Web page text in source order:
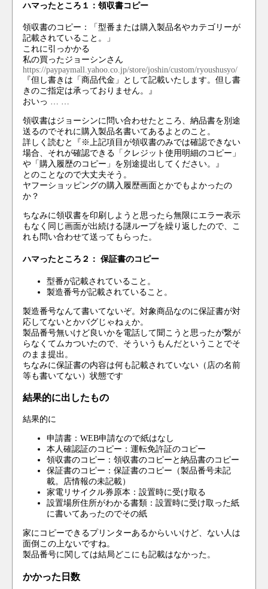
ハマったところ１：領収書コピー
領収書のコピー：「型番または購入製品名やカテゴリーが
記載されていること。」
これに引っかかる
私の買ったジョーシンさん
https://paypaymall.yahoo.co.jp/store/joshin/custom/ryoushusyo/
『但し書きは「商品代金」として記載いたします。但し書
きのご指定は承っておりません。』
おいっ … …
領収書はジョーシンに問い合わせたところ、納品書を別途
送るのでそれに購入製品名書いてあるよとのこと。
詳しく読むと『※上記項目が領収書のみでは確認できない
場合、それが確認できる「クレジット使用明細のコピー」
や「購入履歴のコピー」を別途提出してください。』
とのことなので大丈夫そう。
ヤフーショッピングの購入履歴画面とかでもよかったの
か？
ちなみに領収書を印刷しようと思ったら無限にエラー表示
もなく同じ画面が出続ける謎ループを繰り返したので、こ
れも問い合わせて送ってもらった。
ハマったところ２： 保証書のコピー
型番が記載されていること。
製造番号が記載されていること。
製造番号なんて書いてないぞ。対象商品なのに保証書が対
応してないとかバグじゃねぇか。
製品番号無いけど良いかを電話して聞こうと思ったが繋が
らなくてムカついたので、そういうもんだということでそ
のまま提出。
ちなみに保証書の内容は何も記載されていない（店の名前
等も書いてない）状態です
結果的に出したもの
結果的に
申請書：WEB申請なので紙はなし
本人確認証のコピー：運転免許証のコピー
領収書のコピー：領収書のコピーと納品書のコピー
保証書のコピー：保証書のコピー（製品番号未記
載。店情報の未記載）
家電リサイクル券原本：設置時に受け取る
設置場所住所がわかる書類：設置時に受け取った紙
に書いてあったのでその紙
家にコピーできるプリンターあるからいいけど、ない人は
面倒この上ないですね。
製品番号に関しては結局どこにも記載はなかった。
かかった日数